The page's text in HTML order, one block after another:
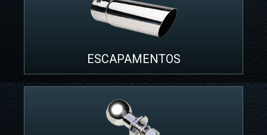
ESCAPAMENTOS